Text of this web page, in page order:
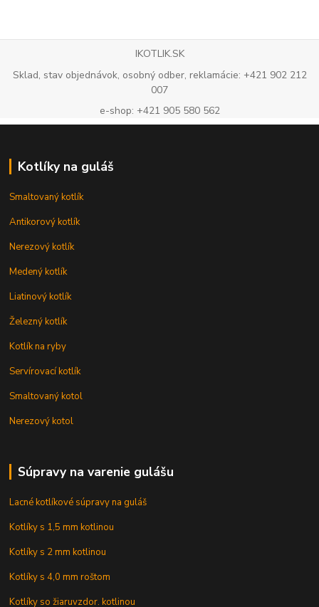
IKOTLIK.SK
Sklad, stav objednávok, osobný odber, reklamácie: +421 902 212
007
e-shop: +421 905 580 562
Kotlíky na guláš
Smaltovaný kotlík
Antikorový kotlík
Nerezový kotlík
Medený kotlík
Liatinový kotlík
Železný kotlík
Kotlík na ryby
Servírovací kotlík
Smaltovaný kotol
Nerezový kotol
Súpravy na varenie gulášu
Lacné kotlíkové súpravy na guláš
Kotlíky s 1,5 mm kotlinou
Kotlíky s 2 mm kotlinou
Kotlíky s 4,0 mm roštom
Kotlíky so žiaruvzdor. kotlinou